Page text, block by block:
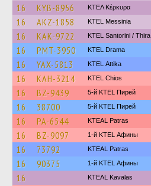
16 KYB-8956 ΚΤΕΛ Κέρκυρα
16 AKZ-1858 KTEL Messinia
16 KAK-9722 KTEL Santorini / Thira
16 PMT-3950 KTEL Drama
16 YAX-5813 KΤΕL Αttika
16 KAH-3214 KTEL Chios
16 BZ-9439 5-й KTEL Пирей
16 38700 5-й KTEL Пирей
16 PA-6544 KTEAL Patras
16 BZ-9097 1-й KTEL Афины
16 73792 KTEAL Patras
16 90375 1-й KTEL Афины
16 KTEAL Kavalas